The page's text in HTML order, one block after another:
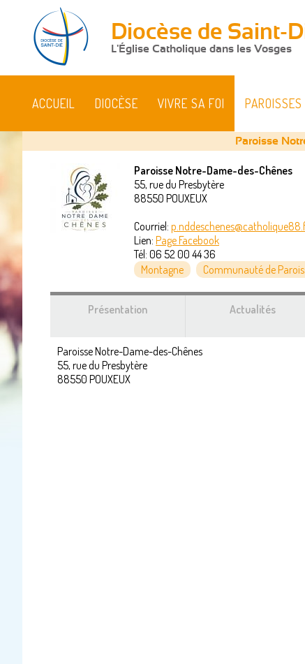
Diocèse de Saint-
L'Église Catholique dans les Vosges
ACCUEIL DIOCÈSE VIVRE SA FOI PAROISSES
Vous
êtes
Paroisse
Paroisse Notre-Dame-des-Chênes
55, rue du Presbytère
88550 POUXEUX
Courriel:
Lien: Page Facebook
Tél: 06 52 00 44 36
Montagne
Communauté de
Présentation Actualités
Paroisse Notre-Dame-des-Chênes
55, rue du Presbytère
88550 POUXEUX